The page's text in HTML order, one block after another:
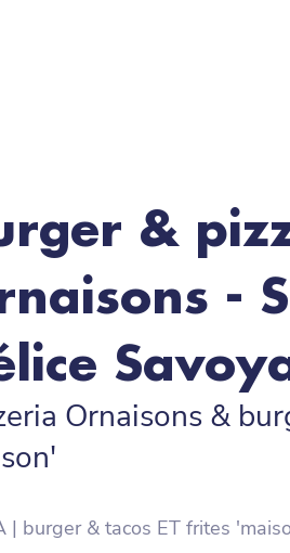
&
-
Ornaisons &
| burger & tacos ET frites